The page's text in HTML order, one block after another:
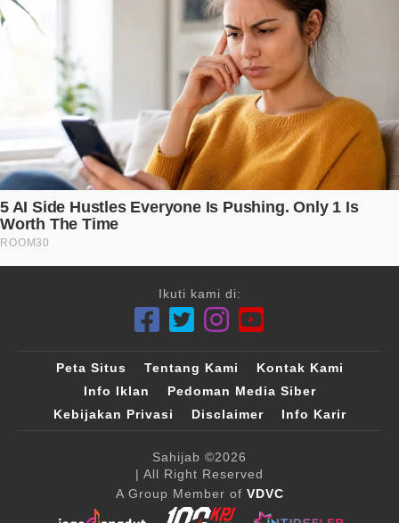
Ikuti kami di:
Peta Situs Tentang Kami
Kontak Kami
Info Iklan
Pedoman Media Siber
Kebijakan Privasi
Disclaimer Info Karir
Sahijab ©2026
| All Right Reserved
A Group Member of VDVC